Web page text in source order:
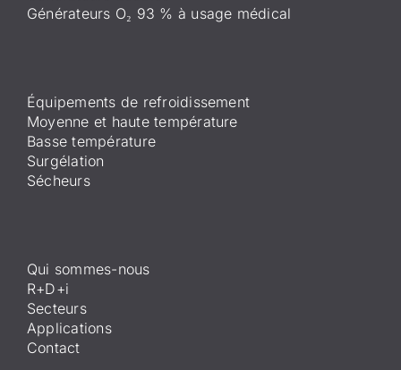
Générateurs O₂ 93 % à usage médical
Équipements de refroidissement
Moyenne et haute température
Basse température
Surgélation
Sécheurs
Qui sommes-nous
R+D+i
Secteurs
Applications
Contact